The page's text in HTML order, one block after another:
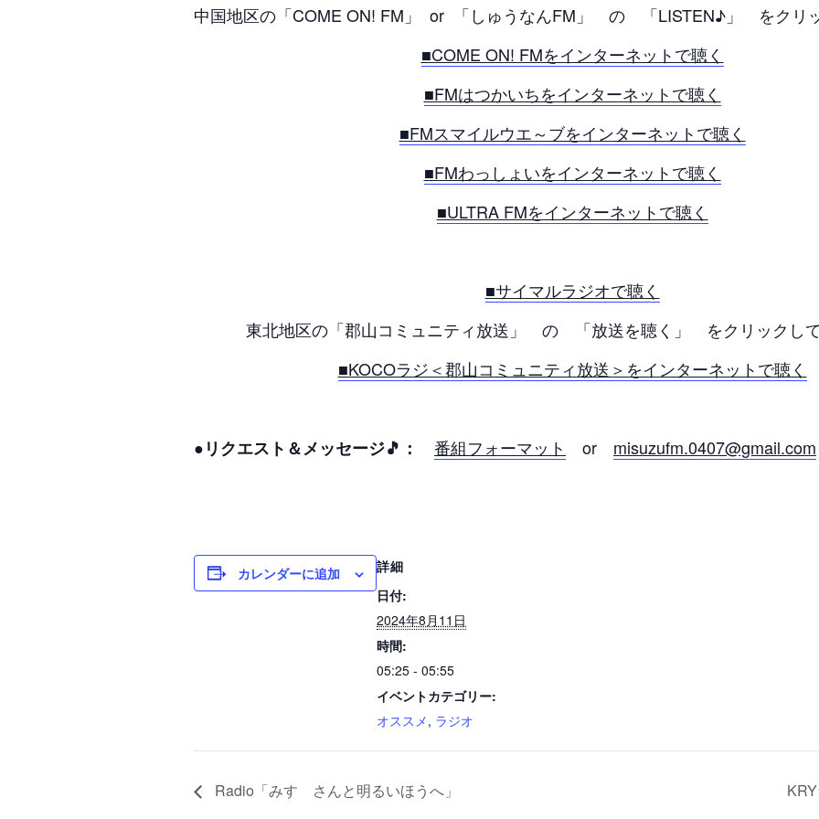
中国地区の「COME ON! FM」 or 「しゅうなんFM」 の 「LISTEN♪」 をクリ
■COME ON! FMをインターネットで聴く
■FMはつかいちをインターネットで聴く
■FMスマイルウエ～ブをインターネットで聴く
■FMわっしょいをインターネットで聴く
■ULTRA FMをインターネットで聴く
■サイマルラジオで聴く
東北地区の「郡山コミュニティ放送」 の 「放送を聴く」 をクリックし
■KOCOラジ＜郡山コミュニティ放送＞をインターネットで聴く
●リクエスト＆メッセージ🎵： 番組フォーマット or misuzufm.0407@gmail.com
カレンダーに追加
詳細
日付:
2024年8月11日
時間:
05:25 - 05:55
イベントカテゴリー:
オススメ, ラジオ
Radio「みすゞさんと明るいほうへ」